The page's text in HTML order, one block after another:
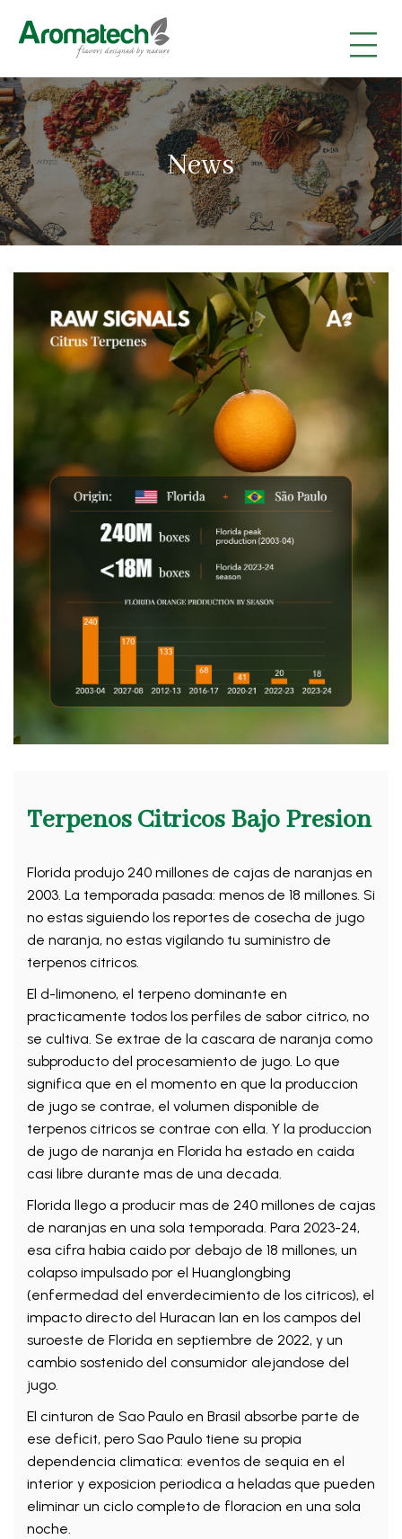
|
|
|
News
Terpenos Citricos Bajo Presion
Florida produjo 240 millones de cajas de naranjas en
2003. La temporada pasada: menos de 18 millones. Si
no estas siguiendo los reportes de cosecha de jugo
de naranja, no estas vigilando tu suministro de
terpenos citricos.
El d-limoneno, el terpeno dominante en
practicamente todos los perfiles de sabor citrico, no
se cultiva. Se extrae de la cascara de naranja como
subproducto del procesamiento de jugo. Lo que
significa que en el momento en que la produccion
de jugo se contrae, el volumen disponible de
terpenos citricos se contrae con ella. Y la produccion
de jugo de naranja en Florida ha estado en caida
casi libre durante mas de una decada.
Florida llego a producir mas de 240 millones de cajas
de naranjas en una sola temporada. Para 2023-24,
esa cifra habia caido por debajo de 18 millones, un
colapso impulsado por el Huanglongbing
(enfermedad del enverdecimiento de los citricos), el
impacto directo del Huracan Ian en los campos del
suroeste de Florida en septiembre de 2022, y un
cambio sostenido del consumidor alejandose del
jugo.
El cinturon de Sao Paulo en Brasil absorbe parte de
ese deficit, pero Sao Paulo tiene su propia
dependencia climatica: eventos de sequia en el
interior y exposicion periodica a heladas que pueden
eliminar un ciclo completo de floracion en una sola
noche.